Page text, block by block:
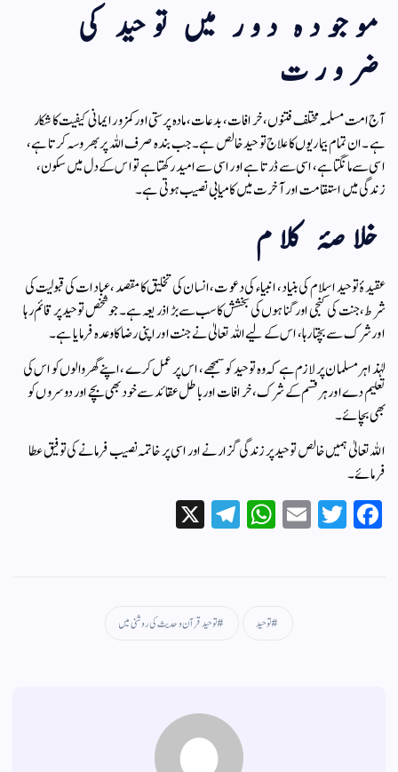
موجودہ دور میں توحید کی
ضرورت
آج امت مسلمہ مختلف فتنوں، خرافات، بدعات، مادہ پرستی اور کمزور ایمانی کیفیت کا شکار
ہے۔ ان تمام بیماریوں کا علاج توحید خالص ہے۔ جب بندہ صرف اللہ پر بھروسہ کرتا ہے،
اسی سے مانگتا ہے، اسی سے ڈرتا ہے اور اسی سے امید رکھتا ہے تو اس کے دل میں سکون،
زندگی میں استقامت اور آخرت میں کامیابی نصیب ہوتی ہے۔
خلاصۂ کلام
عقیدۂ توحید اسلام کی بنیاد، انبیاء کی دعوت، انسان کی تخلیق کا مقصد، عبادات کی قبولیت کی
شرط، جنت کی کنجی اور گناہوں کی بخشش کا سب سے بڑا ذریعہ ہے۔ جو شخص توحید پر قائم رہا
اور شرک سے بچتا رہا، اس کے لیے اللہ تعالیٰ نے جنت اور اپنی رضا کا وعدہ فرمایا ہے۔
لہٰذا ہر مسلمان پر لازم ہے کہ وہ توحید کو سمجھے، اس پر عمل کرے، اپنے گھر والوں کو اس کی
تعلیم دے اور ہر قسم کے شرک، خرافات اور باطل عقائد سے خود بھی بچے اور دوسروں کو
بھی بچائے۔
اللہ تعالیٰ ہمیں خالص توحید پر زندگی گزارنے اور اسی پر خاتمہ نصیب فرمانے کی توفیق عطا
فرمائے۔
Fa
T
E
W
Te
m توحید توحید قرآن و حدیث کی روشنی میں